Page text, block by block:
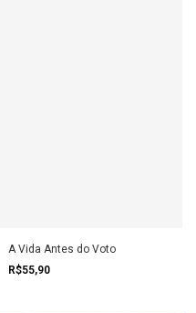
A Vida Antes do Voto
R$55,90